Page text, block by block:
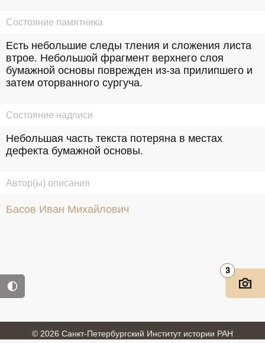
Состояние памятника
Есть небольшие следы тления и сложения листа
втрое. Небольшой фрагмент верхнего слоя
бумажной основы поврежден из-за прилипшего и
затем оторванного сургуча.
Состояние надписи
Небольшая часть текста потеряна в местах
дефекта бумажной основы.
Автор(ы) описания
Басов Иван Михайлович
3
© 2026 Санкт-Петербургский Институт истории РАН